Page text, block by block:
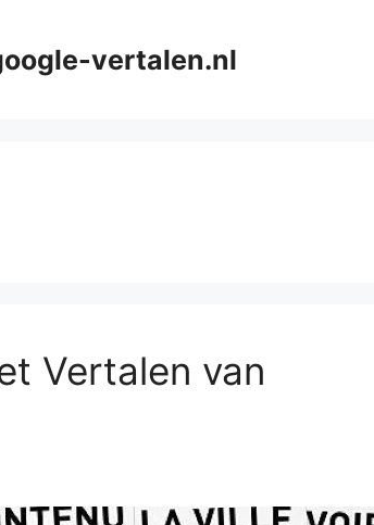
vertalen.nl
Vertalen van